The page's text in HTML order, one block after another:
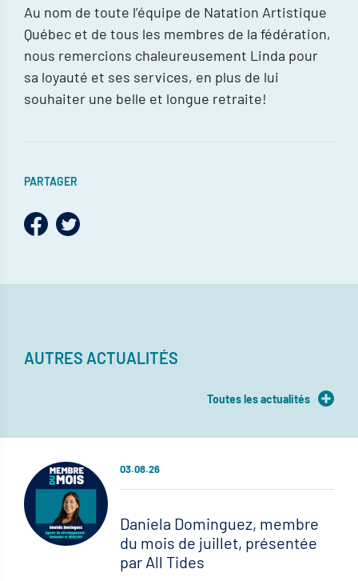
Au nom de toute l’équipe de Natation Artistique
Québec et de tous les membres de la fédération,
nous remercions chaleureusement Linda pour
sa loyauté et ses services, en plus de lui
souhaiter une belle et longue retraite!
PARTAGER
AUTRES ACTUALITÉS
Toutes les actualités
03.08.26
Daniela Dominguez, membre
du mois de juillet, présentée
par All Tides